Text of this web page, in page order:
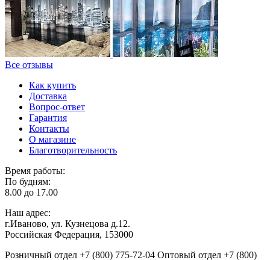
Все отзывы
Как купить
Доставка
Вопрос-ответ
Гарантия
Контакты
О магазине
Благотворительность
Время работы:
По будням:
8.00 до 17.00
Наш адрес:
г.Иваново, ул. Кузнецова д.12.
Российская Федерация, 153000
Розничный отдел +7 (800) 775-72-04 Оптовый отдел +7 (800)